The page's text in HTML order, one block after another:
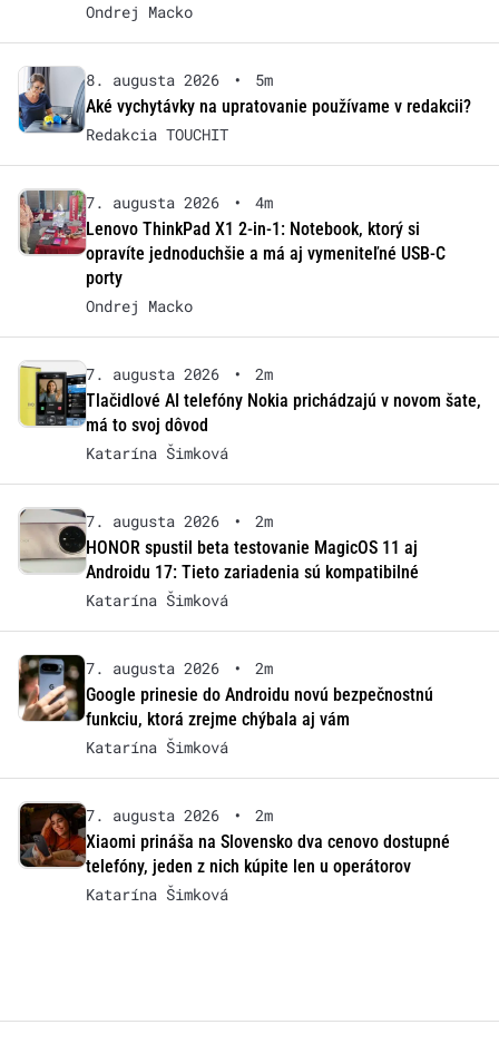
Ondrej Macko
8. augusta 2026 •
5m
Aké vychytávky na upratovanie používame v redakcii?
Redakcia TOUCHIT
7. augusta 2026 •
4m
Lenovo ThinkPad X1 2-in-1: Notebook, ktorý si
opravíte jednoduchšie a má aj vymeniteľné USB-C
porty
Ondrej Macko
7. augusta 2026 •
2m
Tlačidlové AI telefóny Nokia prichádzajú v novom šate,
má to svoj dôvod
Katarína Šimková
7. augusta 2026 •
2m
HONOR spustil beta testovanie MagicOS 11 aj
Androidu 17: Tieto zariadenia sú kompatibilné
Katarína Šimková
7. augusta 2026 •
2m
Google prinesie do Androidu novú bezpečnostnú
funkciu, ktorá zrejme chýbala aj vám
Katarína Šimková
7. augusta 2026 •
2m
Xiaomi prináša na Slovensko dva cenovo dostupné
telefóny, jeden z nich kúpite len u operátorov
Katarína Šimková